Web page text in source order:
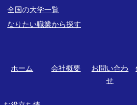
全国の大学一覧
なりたい職業から探す
ホーム 会社概要
お問い合わ
せ